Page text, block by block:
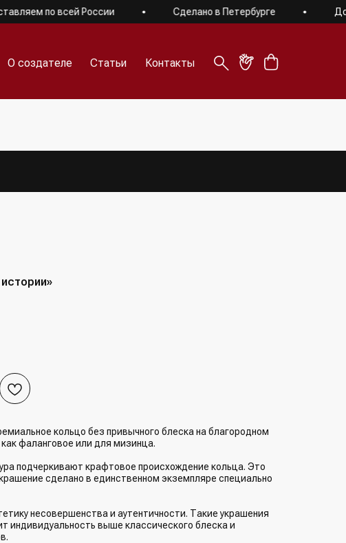
по всей России Сделано в Петербурге
Контакты
Статьи
О создателе
кольцо без привычного блеска на благородном
фаланговое или для мизинца.
подчеркивают крафтовое происхождение кольца. Это
сделано в единственном экземпляре специально
несовершенства и аутентичности. Такие украшения
индивидуальность выше классического блеска и